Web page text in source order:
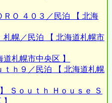
ＲＯ ４０３／民泊 【 北海
札幌／民泊 【 北海道札幌市
札幌市中央区 】
ｔｈ９／民泊 【 北海道札幌
Ｓｏｕｔｈ Ｈｏｕｓｅ Ｓ